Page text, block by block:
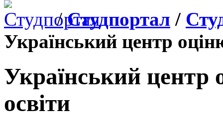
/Студпортал /
Український центр
Український центр
освіти